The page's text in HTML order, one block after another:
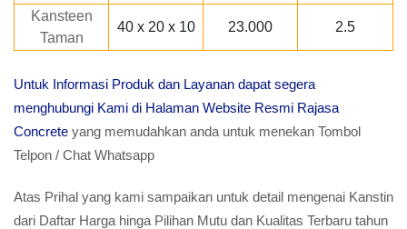
Kansteen
Taman
40 x 20 x 10 23.000 2.5
Untuk Informasi Produk dan Layanan dapat segera
menghubungi Kami di Halaman Website Resmi Rajasa
Concrete yang memudahkan anda untuk menekan Tombol
Telpon / Chat Whatsapp
Atas Prihal yang kami sampaikan untuk detail mengenai Kanstin
dari Daftar Harga hinga Pilihan Mutu dan Kualitas Terbaru tahun